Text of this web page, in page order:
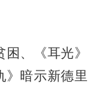
、《耳光》
》暗示新德里